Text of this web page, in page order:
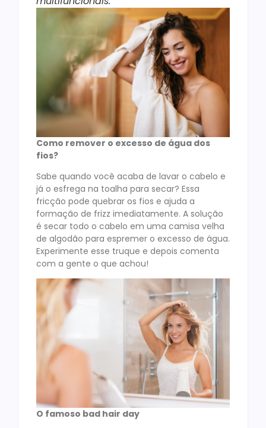
Como remover o excesso de água dos
fios?
Sabe quando você acaba de lavar o cabelo e
já o esfrega na toalha para secar? Essa
fricção pode quebrar os fios e ajuda a
formação de frizz imediatamente. A solução
é secar todo o cabelo em uma camisa velha
de algodão para espremer o excesso de água.
Experimente esse truque e depois comenta
com a gente o que achou!
O famoso bad hair day